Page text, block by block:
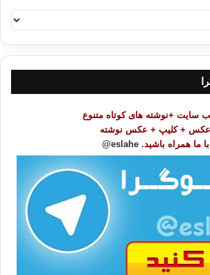
سایت +نوشته های کوتاه متنوع
عکس + کلیپ + عکس نوشته
با ما همراه باشید. eslahe@